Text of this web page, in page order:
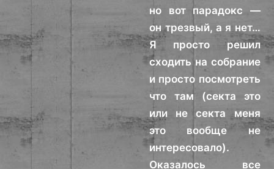
но вот парадокс —
он трезвый, а я нет…
Я просто решил
сходить на собрание
и просто посмотреть
что там (секта это
или не секта меня
это вообще не
интересовало).
Оказалось все